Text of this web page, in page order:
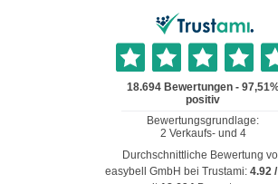
Durchschnittliche Bewertung
easybell GmbH bei Trustami: 4.92/